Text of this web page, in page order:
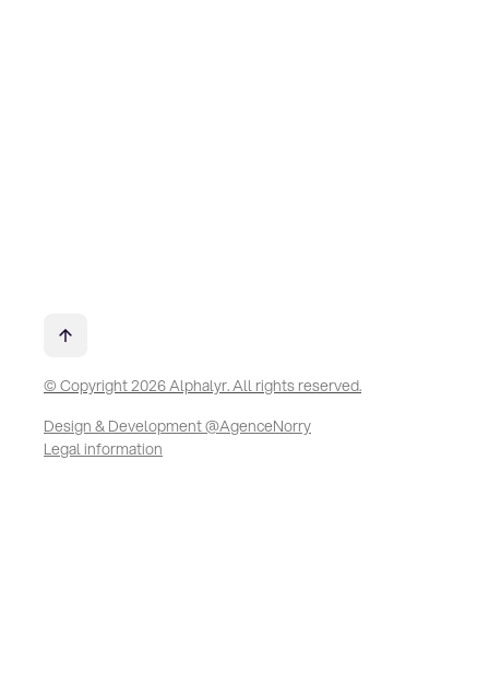
© Copyright 2026 Alphalyr. All rights reserved.
Design & Development @AgenceNorry
Legal information